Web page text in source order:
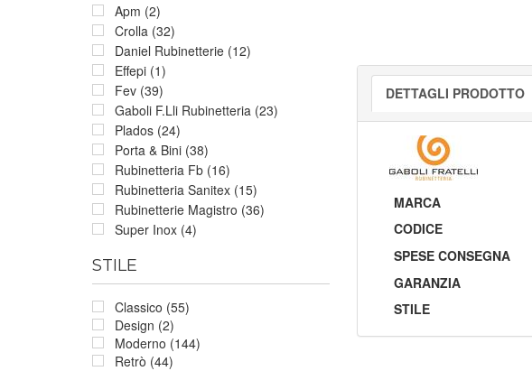
Apm (2)
Crolla (32)
Daniel Rubinetterie (12)
Effepi (1)
Fev (39)
Gaboli F.Lli Rubinetteria (23)
Plados (24)
Porta & Bini (38)
Rubinetteria Fb (16)
Rubinetteria Sanitex (15)
Rubinetterie Magistro (36)
Super Inox (4)
STILE
Classico (55)
Design (2)
Moderno (144)
Retrò (44)
DETTAGLI PRODOTTO
MARCA
CODICE
SPESE CONSEGNA
GARANZIA
STILE